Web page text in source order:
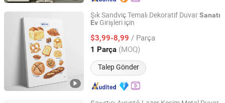
Şık Sandviç Temalı Dekoratif DuvarSanatı
Ev Girişleri için
$3,99-8,99 / Parça
1 Parça (MOQ)
Talep Gönder
Fuzhou Yuanyang Future Import and Export Co., Ltd.
Fujian, China Fiyat 2025